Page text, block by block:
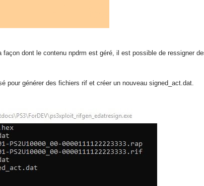
dont le contenu npdrm est géré, il est possible de ressigner
pour générer des fichiers rif et créer un nouveau signed_act.dat.